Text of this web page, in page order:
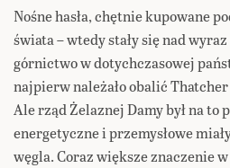
Nośne hasła, chętnie kupowane
świata – wtedy stały się nad
górnictwo w dotychczasowej
najpierw należało obalić
Ale rząd Żelaznej Damy był na to
energetyczne i przemysłowe
węgla. Coraz większe znaczenie